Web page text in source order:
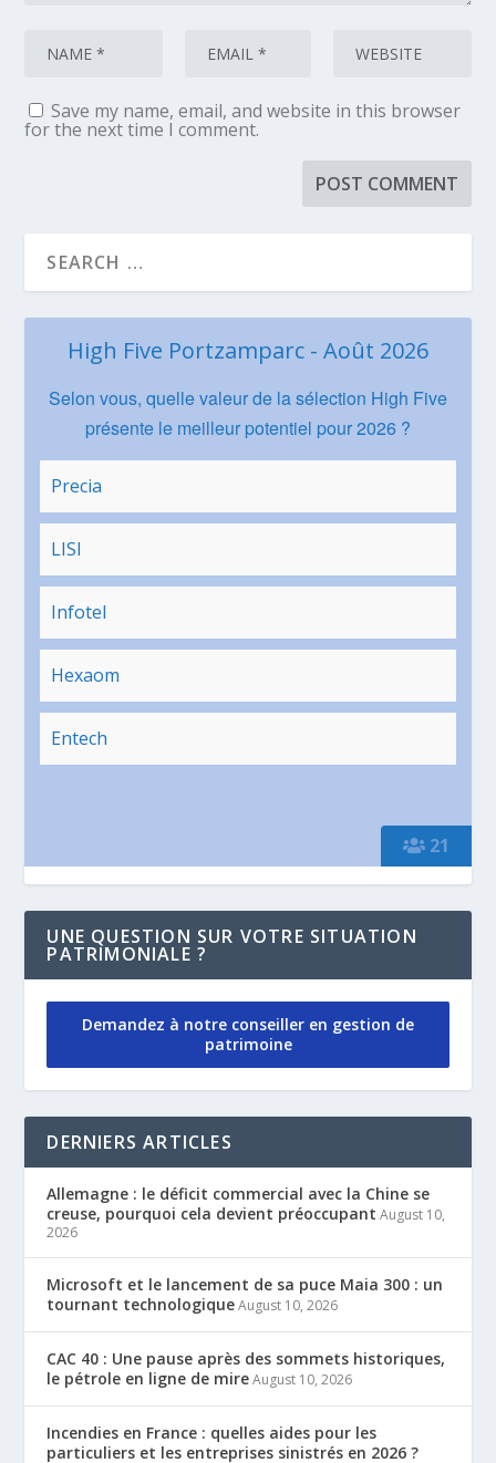
Save my name, email, and website in this browser
for the next time I comment.
21
High Five Portzamparc - Août 2026
Selon vous, quelle valeur de la sélection High Five
présente le meilleur potentiel pour 2026 ?
Precia
LISI
Infotel
Hexaom
Entech
UNE QUESTION SUR VOTRE SITUATION
PATRIMONIALE ?
Demandez à notre conseiller en gestion de
patrimoine
DERNIERS ARTICLES
Allemagne : le déficit commercial avec la Chine se
creuse, pourquoi cela devient préoccupant August 10,
2026
Microsoft et le lancement de sa puce Maia 300 : un
tournant technologique August 10, 2026
CAC 40 : Une pause après des sommets historiques,
le pétrole en ligne de mire August 10, 2026
Incendies en France : quelles aides pour les
particuliers et les entreprises sinistrés en 2026 ?